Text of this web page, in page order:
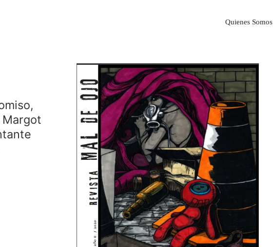
Quienes Somos